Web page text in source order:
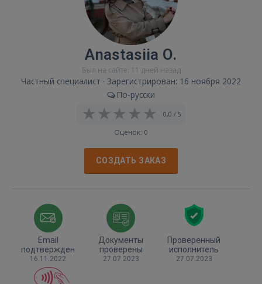
Anastasiia O.
Был на сайте: 11 дней назад
Частный специалист · Зарегистрирован: 16 ноября 2022
По-русски
0,0 / 5
Оценок: 0
СОЗДАТЬ ЗАКАЗ
Email
подтвержден
16.11.2022
Документы
проверены
27.07.2023
Проверенный
исполнитель
27.07.2023